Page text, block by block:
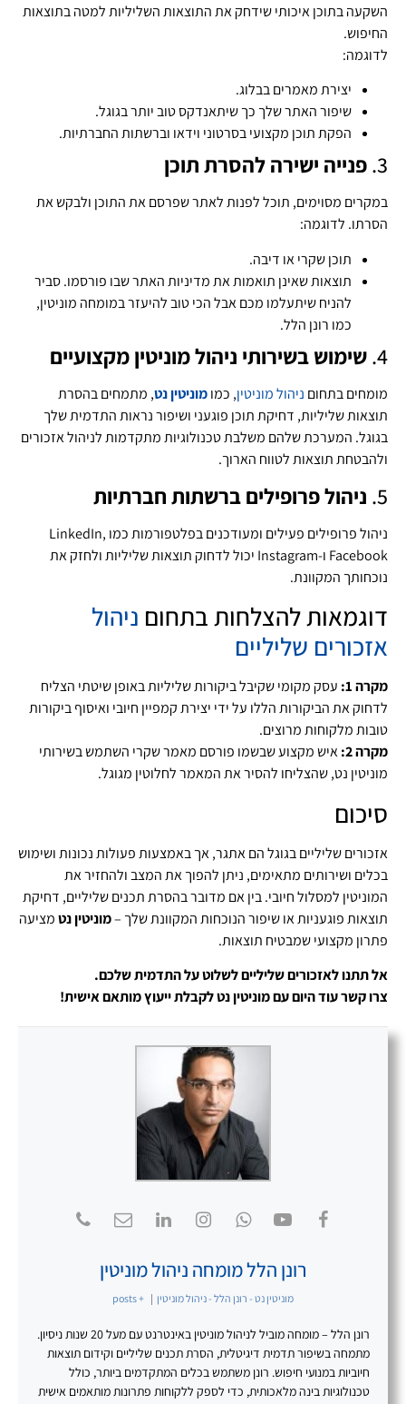
השקעה בתוכן איכותי שידחק את התוצאות השליליות למטה בתוצאות
החיפוש.
לדוגמה:
יצירת מאמרים בבלוג.
שיפור האתר שלך כך שיתאנדקס טוב יותר בגוגל.
הפקת תוכן מקצועי בסרטוני וידאו וברשתות החברתיות.
3. פנייה ישירה להסרת תוכן
במקרים מסוימים, תוכל לפנות לאתר שפרסם את התוכן ולבקש את
הסרתו. לדוגמה:
תוכן שקרי או דיבה.
תוצאות שאינן תואמות את מדיניות האתר שבו פורסמו. סביר
להניח שיתעלמו מכם אבל הכי טוב להיעזר במומחה מוניטין,
כמו רונן הלל.
4. שימוש בשירותי ניהול מוניטין מקצועיים
מומחים בתחום ניהול מוניטין, כמומוניטין נט, מתמחים בהסרת
תוצאות שליליות, דחיקת תוכן פוגעני ושיפור נראות התדמית שלך
בגוגל. המערכת שלהם משלבת טכנולוגיות מתקדמות לניהול אזכורים
ולהבטחת תוצאות לטווח הארוך.
5. ניהול פרופילים ברשתות חברתיות
ניהול פרופילים פעילים ומעודכנים בפלטפורמות כמו LinkedIn,
Facebook ו-Instagram יכול לדחוק תוצאות שליליות ולחזק את
נוכחותך המקוונת.
דוגמאות להצלחות בתחום ניהול
אזכורים שליליים
מקרה 1:
עסק מקומי שקיבל ביקורות שליליות באופן שיטתי הצליח
לדחוק את הביקורות הללו על ידי יצירת קמפיין חיובי ואיסוף ביקורות
טובות מלקוחות מרוצים.
מקרה 2:
איש מקצוע שבשמו פורסם מאמר שקרי השתמש בשירותי
מוניטין נט, שהצליחו להסיר את המאמר לחלוטין מגוגל.
סיכום
אזכורים שליליים בגוגל הם אתגר, אך באמצעות פעולות נכונות ושימוש
בכלים ושירותים מתאימים, ניתן להפוך את המצב ולהחזיר את
המוניטין למסלול חיובי. בין אם מדובר בהסרת תכנים שליליים, דחיקת
תוצאות פוגעניות או שיפור הנוכחות המקוונת שלך –מוניטין נטמציעה
פתרון מקצועי שמבטיח תוצאות.
אל תתנו לאזכורים שליליים לשלוט על התדמית שלכם.
צרו קשר עוד היום עם מוניטין נט לקבלת ייעוץ מותאם אישית!
רונן הלל מומחה ניהול מוניטין
מוניטין נט - רונן הלל - ניהול מוניטין |
+ posts
רונן הלל – מומחה מוביל לניהול מוניטין באינטרנט עם מעל 20 שנות ניסיון.
מתמחה בשיפור תדמית דיגיטלית, הסרת תכנים שליליים וקידום תוצאות
חיוביות במנועי חיפוש. רונן משתמש בכלים המתקדמים ביותר, כולל
טכנולוגיות בינה מלאכותית, כדי לספק ללקוחות פתרונות מותאמים אישית